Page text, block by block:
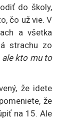
do školy,
čo už vie. V
a všetka
strachu zo
ale kto mu to
že idete
že
na 15. Ale